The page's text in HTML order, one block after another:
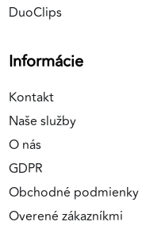
DuoClips
Informácie
Kontakt
Naše služby
O nás
GDPR
Obchodné podmienky
Overené zákazníkmi